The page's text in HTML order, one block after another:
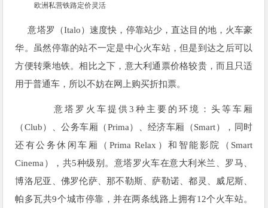
欧洲私营铁路定价灵活
意塔罗（Italo）速度快，停靠站少，直达目的地，火车豪
华。虽然停靠的站不一定是中心火车站，但是到达之后可以
方便转乘地铁。相比之下，意大利通票价格较贵，而且只适
用于普通车，所以不妨在网上购买折扣票。
意塔罗火车提供3种主要的环境：头等车厢
（Club）、公务车厢（Prima）、经济车厢（Smart），同时
还有公务休闲车厢（Prima Relax）和智能影院（Smart
Cinema），共5种级别。意塔罗火车在意大利米兰、罗马、
博洛尼亚、佛罗伦萨、那不勒斯、萨勒诺、都灵、威尼斯、
帕多瓦共9个城市停靠，并在两条线路上拥有12个火车站。